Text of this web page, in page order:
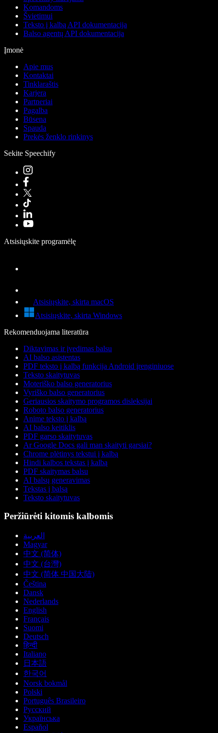
Komandoms
Švietimui
Teksto į kalbą API dokumentacija
Balso agentų API dokumentacija
Įmonė
Apie mus
Kontaktai
Tinklaraštis
Karjera
Partneriai
Pagalba
Būsena
Spauda
Prekės ženklo rinkinys
Sekite Speechify
Atsisiųskite programėlę
Atsisiųskite, skirta macOS
Atsisiųskite, skirta Windows
Rekomenduojama literatūra
Diktavimas ir įvedimas balsu
AI balso asistentas
PDF teksto į kalbą funkcija Android įrenginiuose
Teksto skaitytuvas
Moteriško balso generatorius
Vyriško balso generatorius
Geriausios skaitymo programos disleksijai
Roboto balso generatorius
Anime teksto į kalbą
AI balso keitiklis
PDF garso skaitytuvas
Ar Google Docs gali man skaityti garsiai?
Chrome plėtinys tekstui į kalbą
Hindi kalbos tekstas į kalbą
PDF skaitymas balsu
AI balsų generavimas
Tekstas į balsą
Teksto skaitytuvas
Peržiūrėti kitomis kalbomis
العربية
Magyar
中文 (简体)
中文 (台灣)
中文 (简体 中国大陆)
Čeština
Dansk
Nederlands
English
Français
Suomi
Deutsch
हिन्दी
Italiano
日本語
한국어
Norsk bokmål
Polski
Português Brasileiro
Русский
Українська
Español